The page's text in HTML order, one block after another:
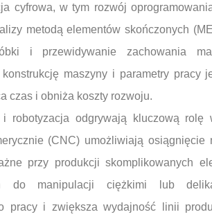
cyfrowa, w tym rozwój
metodą elementów skończonych
i przewidywanie zachowania
maszyny i parametry pracy
czas i obniża koszty rozwoju.
i robotyzacja odgrywają kluczową rolę
(CNC) umożliwiają
przy produkcji skomplikowanych
do manipulacji ciężkimi lub
pracy i zwiększa wydajność linii